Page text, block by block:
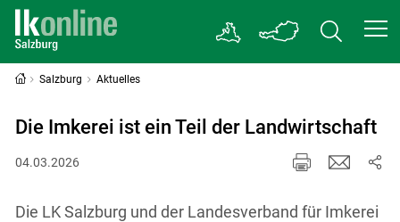
Salzburg Aktuelles
Die Imkerei ist ein Teil der Landwirtschaft
04.03.2026
Die LK Salzburg und der Landesverband für Imkerei